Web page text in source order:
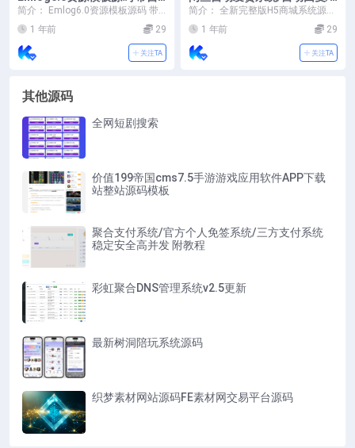
动采集、带自助广告系统、带
数据到手直接运营
简介： Emlog6.0资源模板源码 带
自动采集、带自助广告系统、带数
据到手直接...
1 年前 29
关注TA
闲鱼AI回复系统源码
简介： 全新完整版H5商城系统源码
自己花钱买的,亲测可用,需要自行下
载 H5商...
1 年前 29
关注TA
其他源码
全网短剧搜索
价值199帝国cms7.5手游游戏应用软件APP下载
站整站源码模板
聚合支付系统/官方个人免签系统/三方支付系统
稳定安全高并发 附教程
彩虹聚合DNS管理系统v2.5更新
最新树洞陪玩系统源码
织梦素材网站源码FE素材网交易平台源码